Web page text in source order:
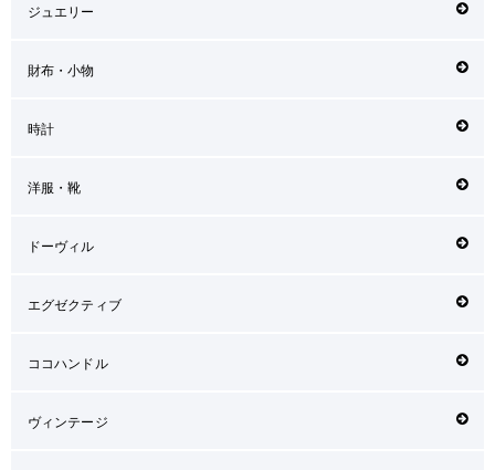
ジュエリー
財布・小物
時計
洋服・靴
ドーヴィル
エグゼクティブ
ココハンドル
ヴィンテージ